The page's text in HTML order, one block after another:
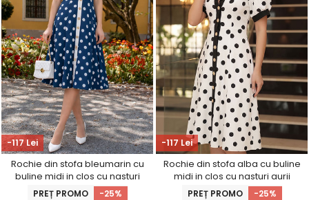
-117 Lei
Rochie din stofa bleumarin cu
buline midi in clos cu nasturi
aurii decorativi - StarShinerS
PREȚ PROMO -25%
-117 Lei
Rochie din stofa alba cu buline
midi in clos cu nasturi aurii
decorativi - StarShinerS
PREȚ PROMO -25%